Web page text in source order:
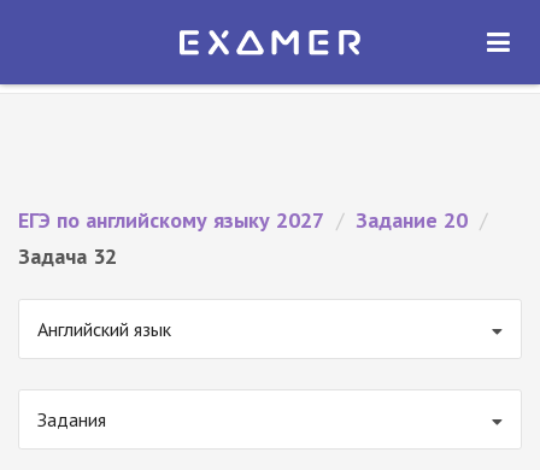
Экзамер — ЕГЭ 2027
ОТКРЫТЬ
ЕГЭ по английскому языку 2027 / Задание 20 /
Задача 32
Английский язык
Задания